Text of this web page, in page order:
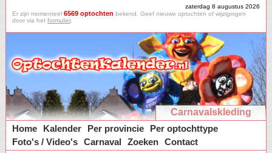
zaterdag 8 augustus 2026
Er zijn momenteel 6569 optochten bekend. Geef nieuwe optochten of wijzigingen
door via het formulier.
Carnavalskleding
Home
Kalender Per provincie
Per optochttype
Foto's / Video's Carnaval Zoeken Contact